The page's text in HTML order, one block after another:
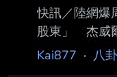
快訊／陸網爆
股東」 杰威
09:16
Kai877 · 八